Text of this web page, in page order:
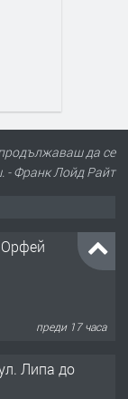
да се
Франк Лойд Райт
преди 17 часа
Липа до